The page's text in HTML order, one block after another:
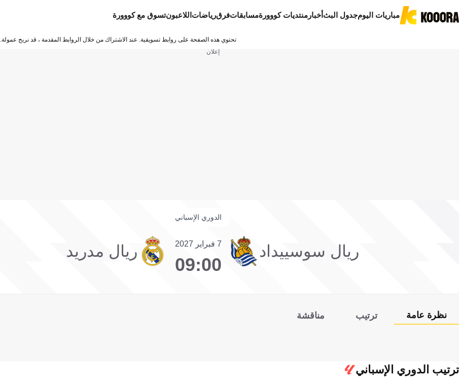
مباريات اليومجدول البثأخبار منتديات كووورةمسابقاتفرقرياضات اللاعبونتسوق مع كووورة
تحتوي هذه الصفحة على روابط تسويقية. عند الاشتراك من خلال الروابط المقدمة ، قد نربح عمولة.
إعلان
الدوري الإسباني
ريال سوسييداد 7 فبراير 2027
09:00
ريال مدريد
نظرة عامة ترتيب مناقشة
ترتيب الدوري الإسباني